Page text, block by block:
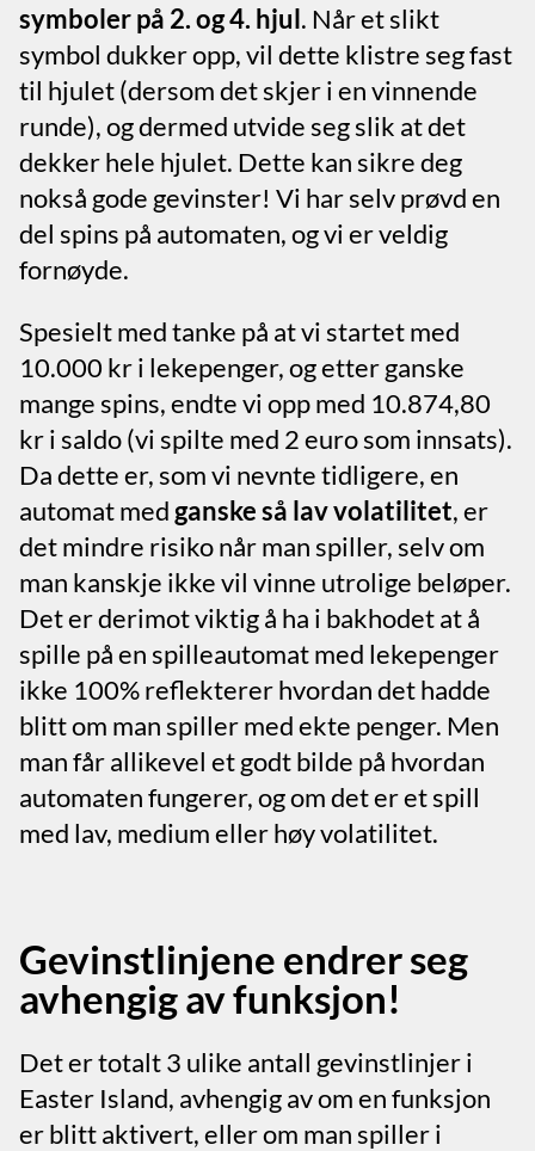
symboler på 2. og 4. hjul. Når et slikt
symbol dukker opp, vil dette klistre seg fast
til hjulet (dersom det skjer i en vinnende
runde), og dermed utvide seg slik at det
dekker hele hjulet. Dette kan sikre deg
nokså gode gevinster! Vi har selv prøvd en
del spins på automaten, og vi er veldig
fornøyde.
Spesielt med tanke på at vi startet med
10.000 kr i lekepenger, og etter ganske
mange spins, endte vi opp med 10.874,80
kr i saldo (vi spilte med 2 euro som innsats).
Da dette er, som vi nevnte tidligere, en
automat med ganske så lav volatilitet, er
det mindre risiko når man spiller, selv om
man kanskje ikke vil vinne utrolige beløper.
Det er derimot viktig å ha i bakhodet at å
spille på en spilleautomat med lekepenger
ikke 100% reflekterer hvordan det hadde
blitt om man spiller med ekte penger. Men
man får allikevel et godt bilde på hvordan
automaten fungerer, og om det er et spill
med lav, medium eller høy volatilitet.
Gevinstlinjene endrer seg
avhengig av funksjon!
Det er totalt 3 ulike antall gevinstlinjer i
Easter Island, avhengig av om en funksjon
er blitt aktivert, eller om man spiller i